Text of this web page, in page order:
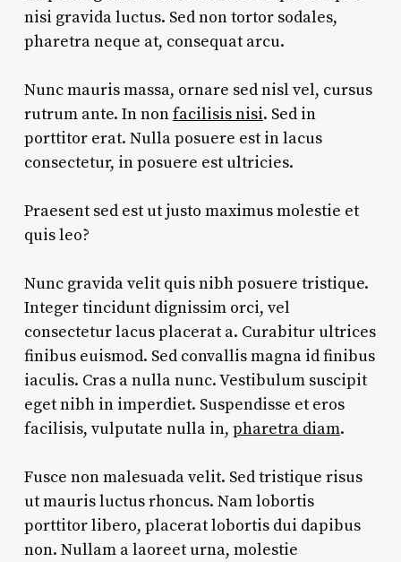
nisi gravida luctus. Sed non tortor sodales,
pharetra neque at, consequat arcu.
Nunc mauris massa, ornare sed nisl vel, cursus
rutrum ante. In nonfacilisis nisi. Sed in
porttitor erat. Nulla posuere est in lacus
consectetur, in posuere est ultricies.
Praesent sed est ut justo maximus molestie et
quis leo?
Nunc gravida velit quis nibh posuere tristique.
Integer tincidunt dignissim orci, vel
consectetur lacus placerat a. Curabitur ultrices
finibus euismod. Sed convallis magna id finibus
iaculis. Cras a nulla nunc. Vestibulum suscipit
eget nibh in imperdiet. Suspendisse et eros
facilisis, vulputate nulla in, pharetra diam.
Fusce non malesuada velit. Sed tristique risus
ut mauris luctus rhoncus. Nam lobortis
porttitor libero, placerat lobortis dui dapibus
non. Nullam a laoreet urna, molestie